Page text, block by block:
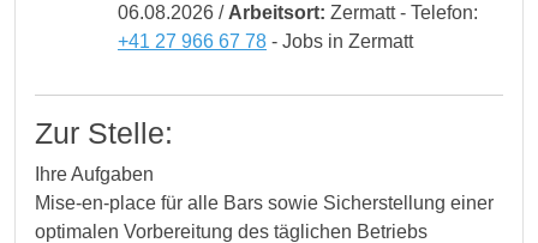
06.08.2026 / Arbeitsort: Zermatt - Telefon:
+41 27 966 67 78- Jobs in Zermatt
Zur Stelle:
Ihre Aufgaben
Mise‑en‑place für alle Bars sowie Sicherstellung einer
optimalen Vorbereitung des täglichen Betriebs